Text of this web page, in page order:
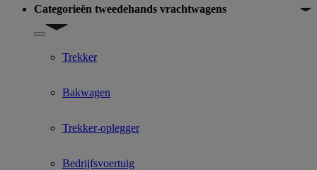
Categorieën tweedehands vrachtwagens
Show submenu for Categorieën tweedehands vrachtwagens
Trekker
Bakwagen
Trekker-oplegger
Bedrijfsvoertuig